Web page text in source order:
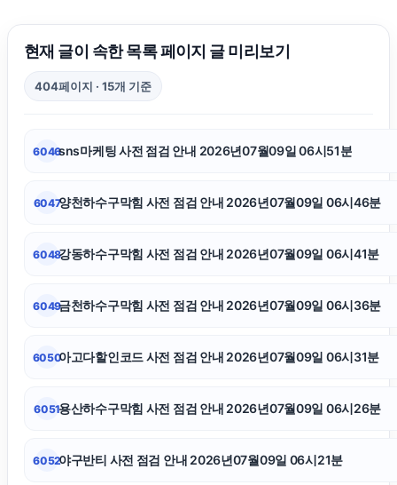
인스타 팔로워 늘리기
폰테크
수원마약변호사
은평하수구막힘
수원이혼전문변호사
수원법무법인
현재 글이 속한 목록 페이지 글 미리보기
404페이지 · 15개 기준
6046sns마케팅 사전 점검 안내 2026년07월09일 06시51분
6047양천하수구막힘 사전 점검 안내 2026년07월09일 06시46분
6048강동하수구막힘 사전 점검 안내 2026년07월09일 06시41분
6049금천하수구막힘 사전 점검 안내 2026년07월09일 06시36분
6050아고다할인코드 사전 점검 안내 2026년07월09일 06시31분
6051용산하수구막힘 사전 점검 안내 2026년07월09일 06시26분
6052야구반티 사전 점검 안내 2026년07월09일 06시21분